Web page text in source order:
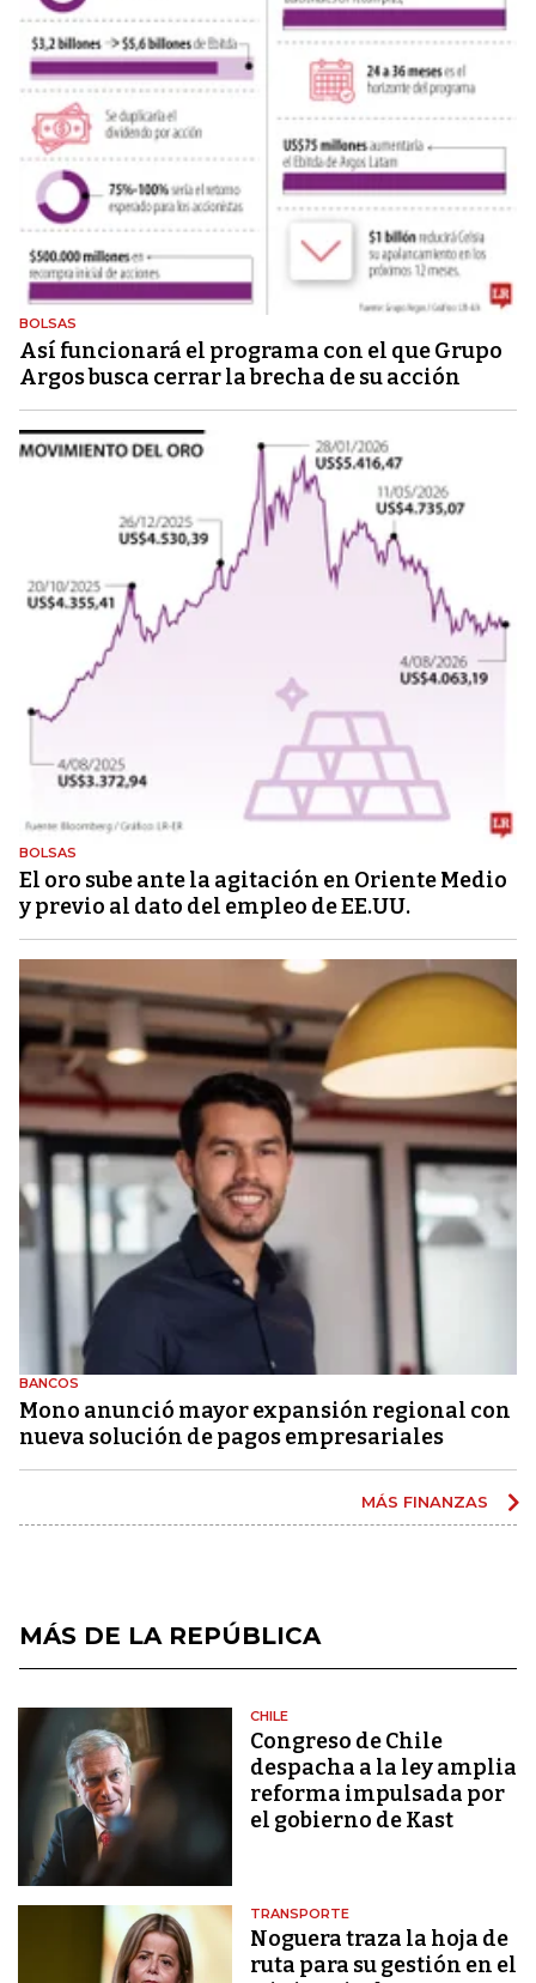
BOLSAS
Así funcionará el programa con el que Grupo
Argos busca cerrar la brecha de su acción
BOLSAS
El oro sube ante la agitación en Oriente Medio
y previo al dato del empleo de EE.UU.
BANCOS
Mono anunció mayor expansión regional con
nueva solución de pagos empresariales
MÁS FINANZAS
MÁS DE LA REPÚBLICA
CHILE
Congreso de Chile
despacha a la ley amplia
reforma impulsada por
el gobierno de Kast
TRANSPORTE
Noguera traza la hoja de
ruta para su gestión en el